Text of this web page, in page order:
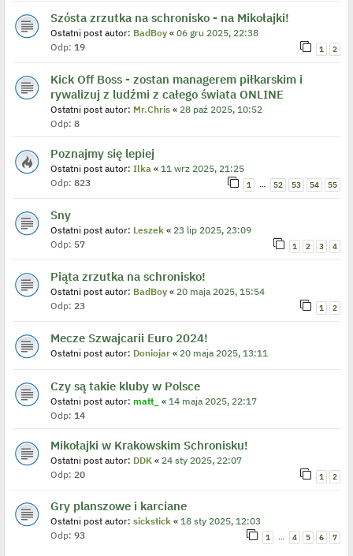
Szósta zrzutka na schronisko - na Mikołajki!
Ostatni post autor: BadBoy « 06 gru 2025, 22:38
Odp: 19 1 2
Kick Off Boss - zostan managerem piłkarskim i
rywalizuj z ludźmi z całego świata ONLINE
Ostatni post autor: Mr.Chris « 28 paź 2025, 10:52
Odp: 8
Poznajmy się lepiej
Ostatni post autor: Ilka « 11 wrz 2025, 21:25
Odp: 823 1 … 52 53 54 55
Sny
Ostatni post autor: Leszek « 23 lip 2025, 23:09
Odp: 57 1 2 3 4
Piąta zrzutka na schronisko!
Ostatni post autor: BadBoy « 20 maja 2025, 15:54
Odp: 23 1 2
Mecze Szwajcarii Euro 2024!
Ostatni post autor: Doniojar « 20 maja 2025, 13:11
Czy są takie kluby w Polsce
Ostatni post autor: matt_ « 14 maja 2025, 22:17
Odp: 14
Mikołajki w Krakowskim Schronisku!
Ostatni post autor: DDK « 24 sty 2025, 22:07
Odp: 20 1 2
Gry planszowe i karciane
Ostatni post autor: sickstick « 18 sty 2025, 12:03
Odp: 93 1 … 4 5 6 7